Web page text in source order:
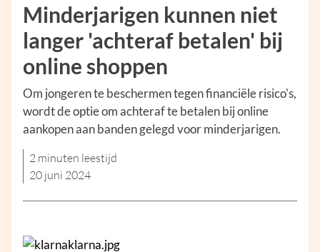
Minderjarigen kunnen niet
langer 'achteraf betalen' bij
online shoppen
Om jongeren te beschermen tegen financiële risico's,
wordt de optie om achteraf te betalen bij online
aankopen aan banden gelegd voor minderjarigen.
2 minuten leestijd
20 juni 2024